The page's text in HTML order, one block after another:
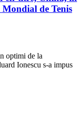
de Tenis
optimi de la
Ionescu s-a impus